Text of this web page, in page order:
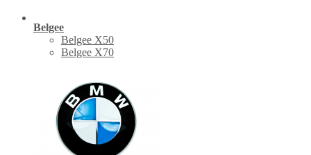
Belgee
Belgee X50
Belgee X70